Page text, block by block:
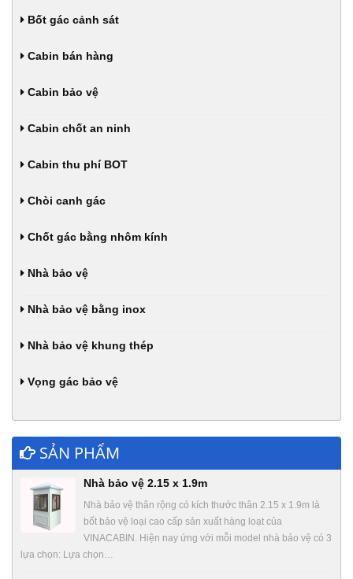
Bốt gác cảnh sát
Cabin bán hàng
Cabin bảo vệ
Cabin chốt an ninh
Cabin thu phí BOT
Chòi canh gác
Chốt gác bằng nhôm kính
Nhà bảo vệ
Nhà bảo vệ bằng inox
Nhà bảo vệ khung thép
Vọng gác bảo vệ
SẢN PHẨM
Nhà bảo vệ 2.15 x 1.9m
Nhà bảo vệ thân rộng có kích thước thân 2.15 x 1.9m là
bốt bảo vệ loại cao cấp sản xuất hàng loạt của
VINACABIN. Hiện nay ứng với mỗi model nhà bảo vệ có 3
lựa chọn: Lựa chọn…